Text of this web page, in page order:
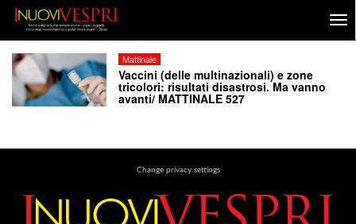
Mattinale
Vaccini (delle multinazionali) e zone
tricolori: risultati disastrosi. Ma vanno
avanti/ MATTINALE 527
Change privacy settings